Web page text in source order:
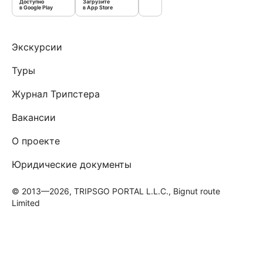
в Google Play
в App Store
Экскурсии
Туры
Журнал Трипстера
Вакансии
О проекте
Юридические документы
© 2013—2026, TRIPSGO PORTAL L.L.C., Bignut route
Limited